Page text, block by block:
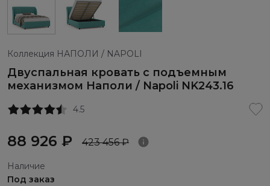
Коллекция НАПОЛИ / NAPOLI
Двуспальная кровать с подъемным
механизмом Наполи / Napoli NK243.16
4.5
88 926 ₽ 423 456 ₽
Наличие
Под заказ